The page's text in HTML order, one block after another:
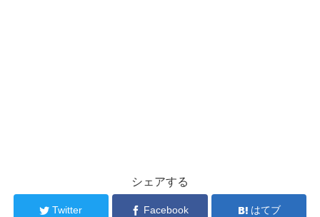
シェアする
Twitter Facebook はてブ